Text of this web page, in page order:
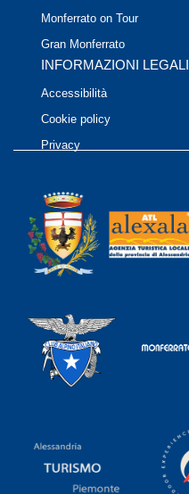
Monferrato on Tour
Gran Monferrato
INFORMAZIONI LEGALI
Accessibilità
Cookie policy
Privacy